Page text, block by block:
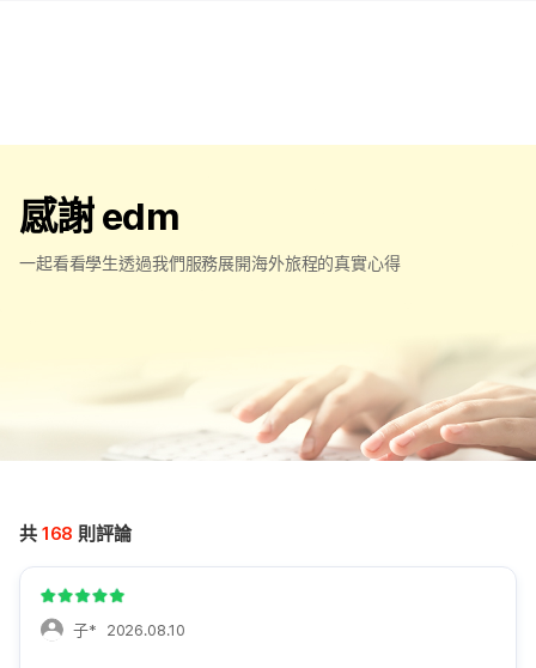
感謝 edm
一起看看學生透過我們服務展開海外旅程的真實心得
共 168 則評論
子* 2026.08.10